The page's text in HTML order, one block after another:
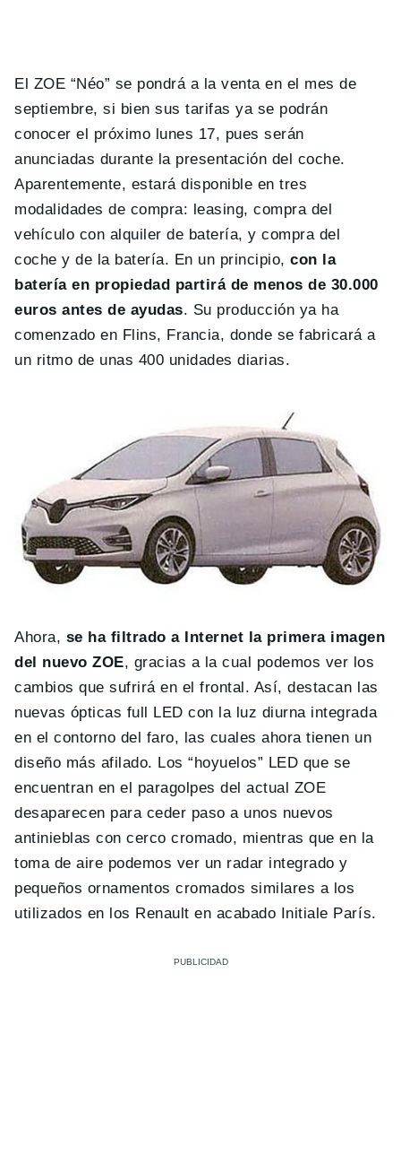
El ZOE “Néo” se pondrá a la venta en el mes de
septiembre, si bien sus tarifas ya se podrán
conocer el próximo lunes 17, pues serán
anunciadas durante la presentación del coche.
Aparentemente, estará disponible en tres
modalidades de compra: leasing, compra del
vehículo con alquiler de batería, y compra del
coche y de la batería. En un principio,con la
batería en propiedad partirá de menos de 30.000
euros antes de ayudas. Su producción ya ha
comenzado en Flins, Francia, donde se fabricará a
un ritmo de unas 400 unidades diarias.
Ahora, se ha filtrado a Internet la primera imagen
del nuevo ZOE, gracias a la cual podemos ver los
cambios que sufrirá en el frontal. Así, destacan las
nuevas ópticas full LED con la luz diurna integrada
en el contorno del faro, las cuales ahora tienen un
diseño más afilado. Los “hoyuelos” LED que se
encuentran en el paragolpes del actual ZOE
desaparecen para ceder paso a unos nuevos
antinieblas con cerco cromado, mientras que en la
toma de aire podemos ver un radar integrado y
pequeños ornamentos cromados similares a los
utilizados en los Renault en acabado Initiale París.